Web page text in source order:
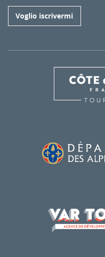
Voglio iscrivermi